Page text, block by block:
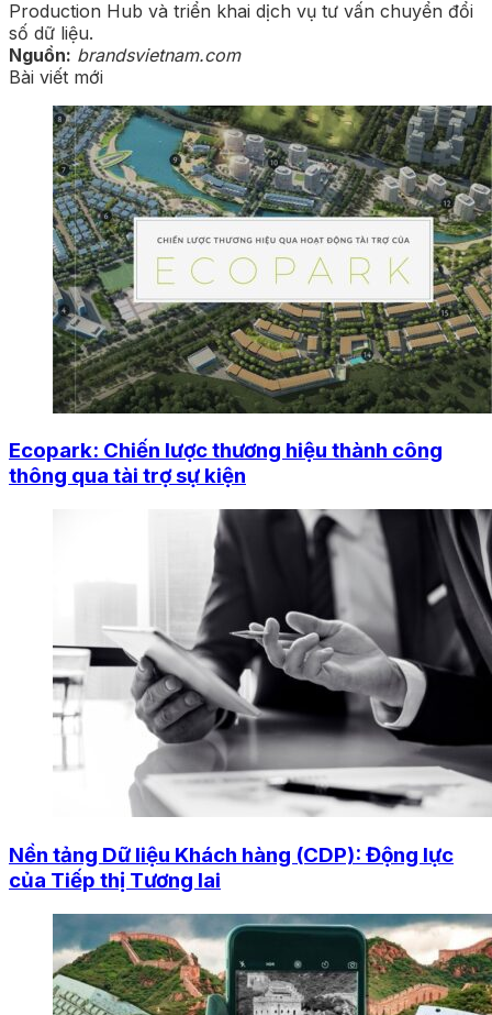
Production Hub và triển khai dịch vụ tư vấn chuyển đổi
số dữ liệu.
Nguồn: brandsvietnam.com
Bài viết mới
Ecopark: Chiến lược thương hiệu thành công
thông qua tài trợ sự kiện
Nền tảng Dữ liệu Khách hàng (CDP): Động lực
của Tiếp thị Tương lai